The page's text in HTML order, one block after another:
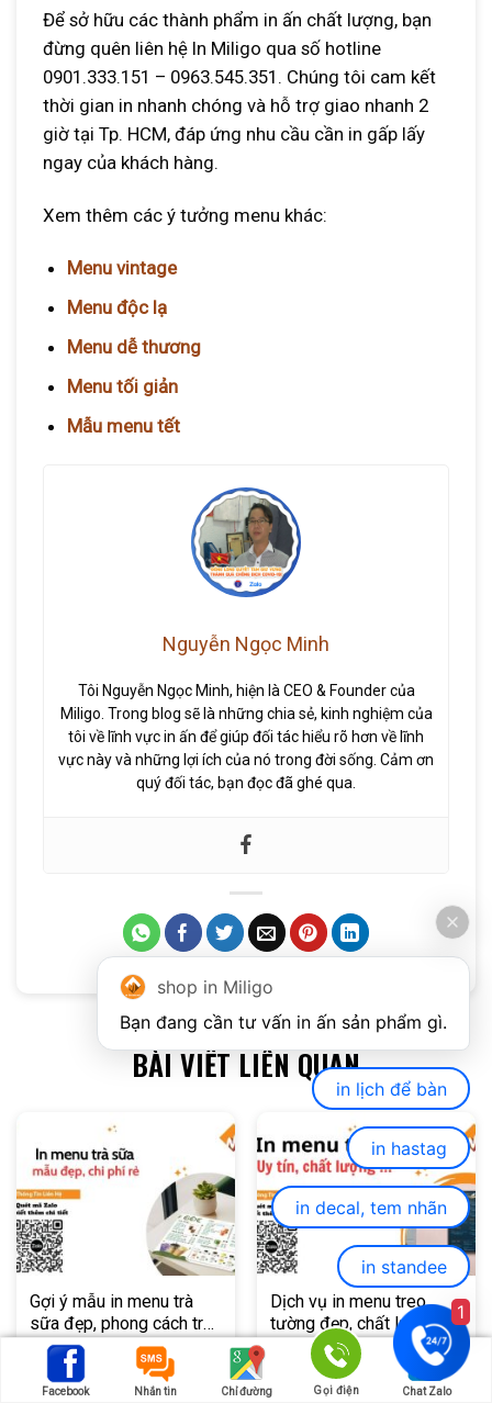
Để sở hữu các thành phẩm in ấn chất lượng, bạn
đừng quên liên hệ In Miligo qua số hotline
0901.333.151 – 0963.545.351. Chúng tôi cam kết
thời gian in nhanh chóng và hỗ trợ giao nhanh 2
giờ tại Tp. HCM, đáp ứng nhu cầu cần in gấp lấy
ngay của khách hàng.
Xem thêm các ý tưởng menu khác:
Menu vintage
Menu độc lạ
Menu dễ thương
Menu tối giản
Mẫu menu tết
Nguyễn Ngọc Minh
Tôi Nguyễn Ngọc Minh, hiện là CEO & Founder của
Miligo. Trong blog sẽ là những chia sẻ, kinh nghiệm của
tôi về lĩnh vực in ấn để giúp đối tác hiểu rõ hơn về lĩnh
vực này và những lợi ích của nó trong đời sống. Cảm ơn
quý đối tác, bạn đọc đã ghé qua.
BÀI VIẾT LIÊN QUAN
Gợi ý mẫu in menu trà
sữa đẹp, phong cách trẻ
trung, thu hút khách hàng
XEM CHI TIẾT
Dịch vụ in menu treo
tường đẹp, chất lượng tại
In Miligo
XEM CHI TIẾT
Facebook Nhắn tin Chỉ đường Gọi điện Chat Zalo
shop in Miligo
in lịch để bàn
in hastag
in decal, tem nhãn
in standee
1